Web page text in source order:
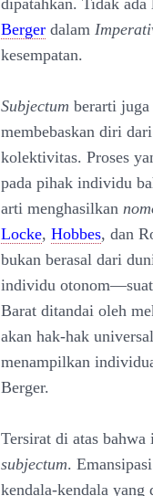
dipatahkan. Tidak
Berger dalam
kesempatan.
Subjectum berarti
membebaskan diri
kolektivitas. Proses
pada pihak individu
arti menghasilkan
Locke, Hobbes, dan
bukan berasal dari
individu
Barat ditandai oleh
akan hak-hak
menampilkan
Berger.
Tersirat di atas bahwa
subjectum.
kendala-kendala yang